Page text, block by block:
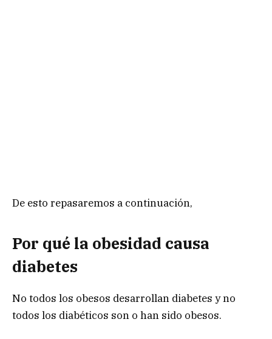
De esto repasaremos a continuación,
Por qué la obesidad causa
diabetes
No todos los obesos desarrollan diabetes y no
todos los diabéticos son o han sido obesos.